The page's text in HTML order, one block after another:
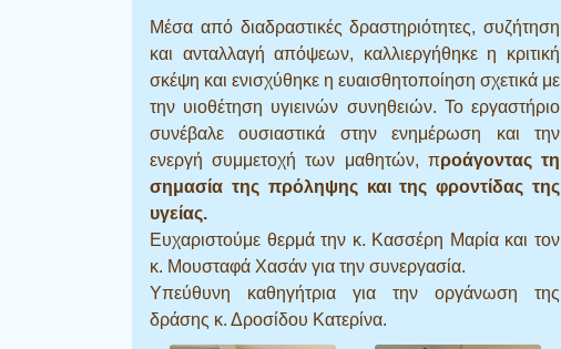
Μέσα από διαδραστικές δραστηριότητες, συζήτηση
και ανταλλαγή απόψεων, καλλιεργήθηκε η κριτική
σκέψη και ενισχύθηκε η ευαισθητοποίηση σχετικά με
την υιοθέτηση υγιεινών συνηθειών. Το εργαστήριο
συνέβαλε ουσιαστικά στην ενημέρωση και την
ενεργή συμμετοχή των μαθητών, προάγοντας τη
σημασία της πρόληψης και της φροντίδας της
υγείας.
Ευχαριστούμε θερμά την κ. Κασσέρη Μαρία και τον
κ. Μουσταφά Χασάν για την συνεργασία.
Υπεύθυνη καθηγήτρια για την οργάνωση της
δράσης κ. Δροσίδου Κατερίνα.